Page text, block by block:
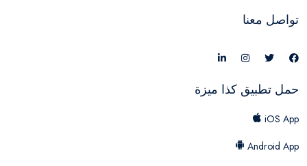
تواصل معنا
حمل تطبيق كذا ميزة
iOS App
Android App